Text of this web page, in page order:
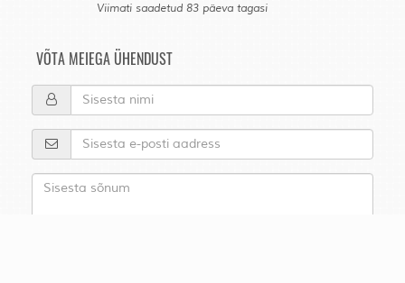
Viimati saadetud 83 päeva tagasi
VÕTA MEIEGA ÜHENDUST